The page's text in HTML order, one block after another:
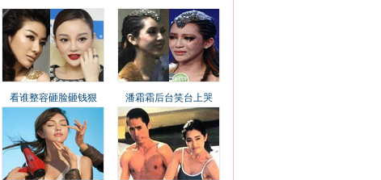
看谁整容砸脸砸钱狠 潘霜霜后台笑台上哭